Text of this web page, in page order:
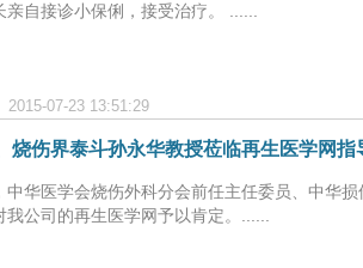
自接诊小保俐，接受治疗。 ......
2015-07-23 13:51:29
烧伤界泰斗孙永华教授莅临再生医学网指
华医学会烧伤外科分会前任主任委员、中华
公司的再生医学网予以肯定。......